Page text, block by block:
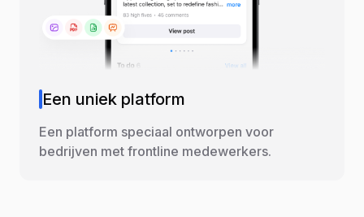
Een uniek platform
Een platform speciaal ontworpen voor
bedrijven met frontline medewerkers.